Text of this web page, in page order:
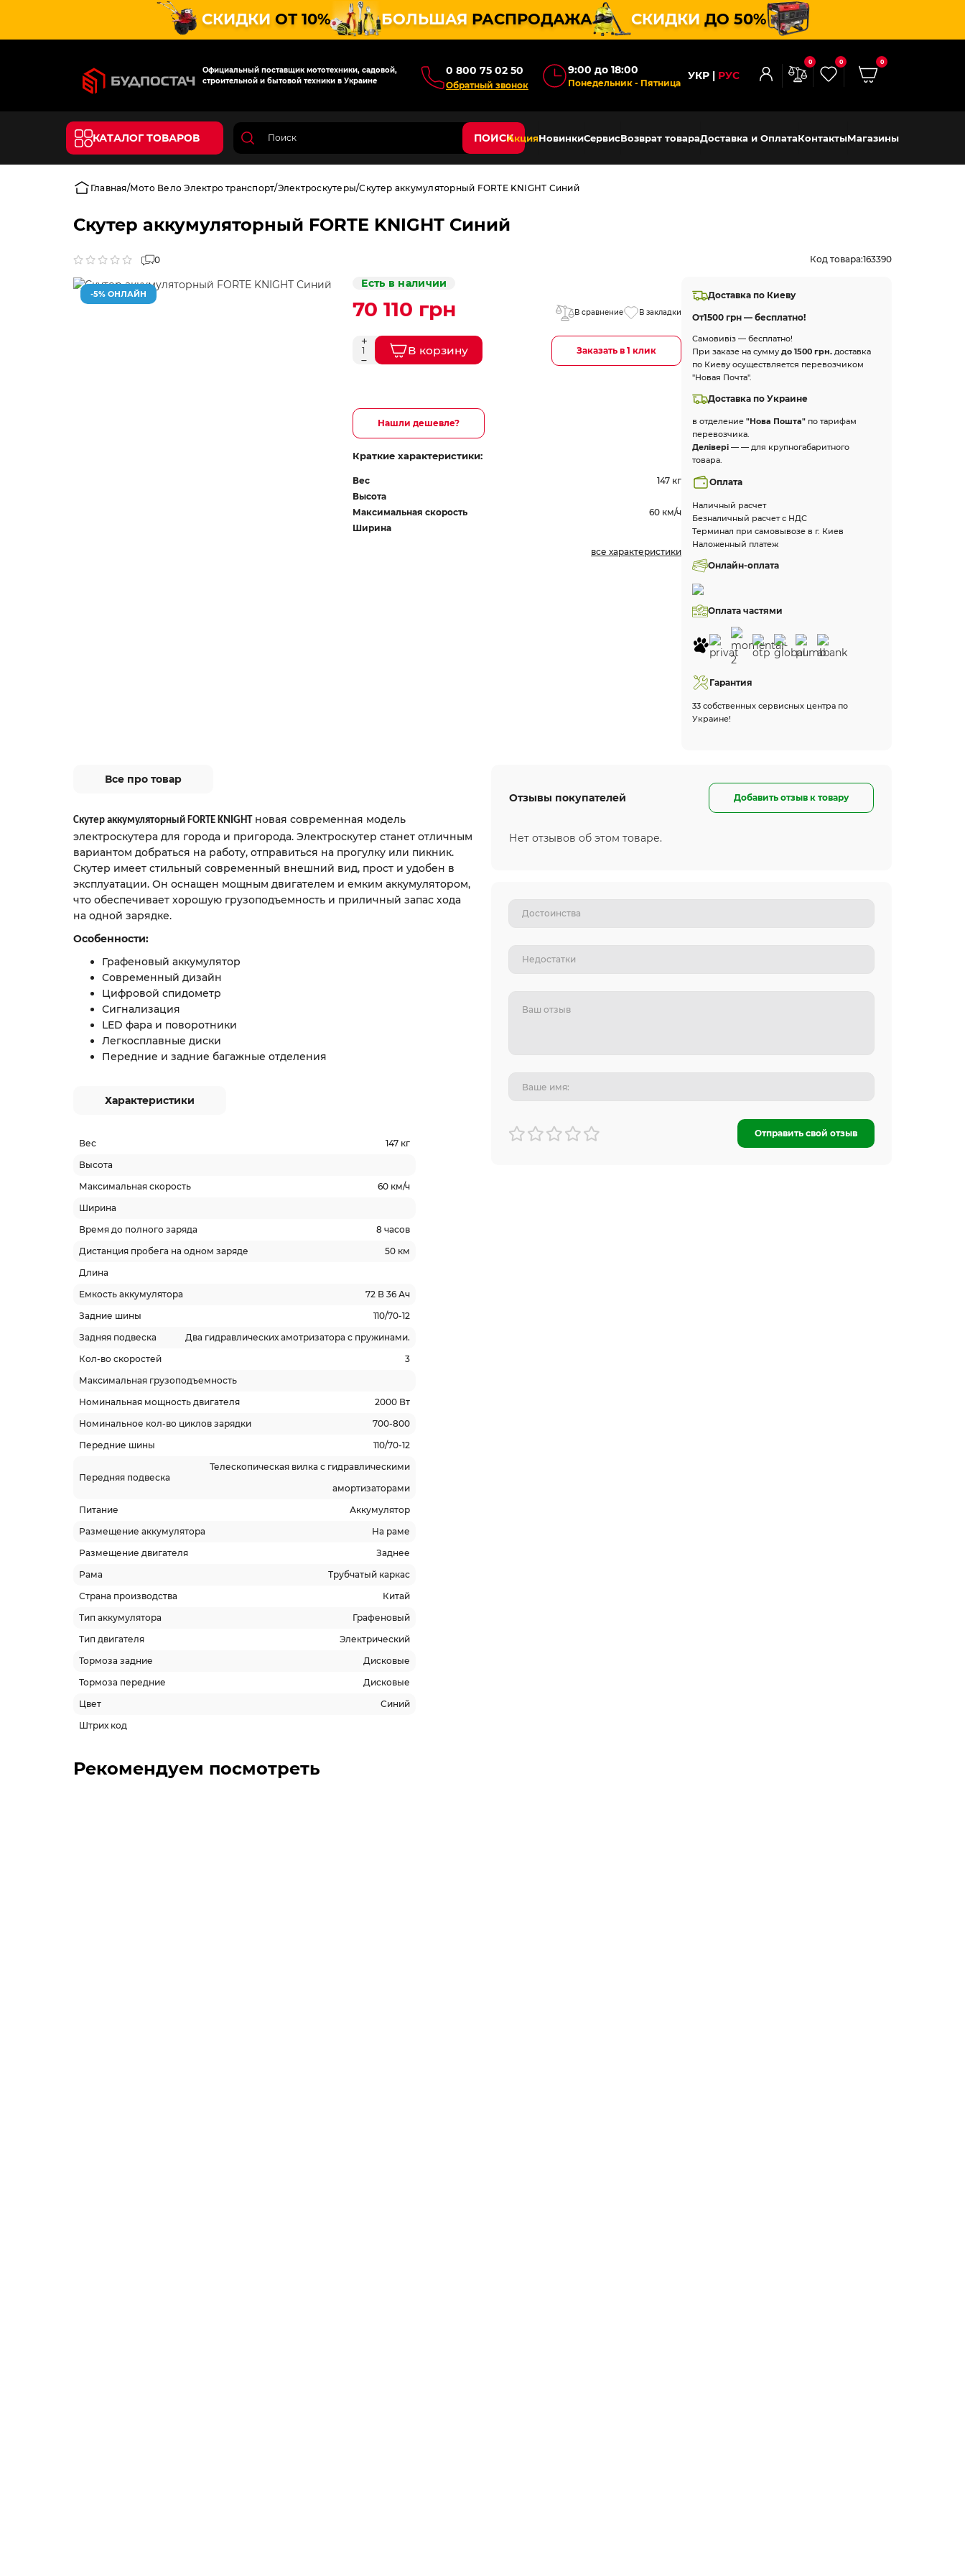
СКИДКИ ОТ 10% БОЛЬШАЯ РАСПРОДАЖА СКИДКИ ДО 50%
Официальный поставщик мототехники, садовой,
строительной и бытовой техники в Украине
0 800 75 02 50
Обратный звонок
9:00 до 18:00
Понедельник - Пятница
УКР РУС
0 0 0
КАТАЛОГ ТОВАРОВ ПОИСКАкцияНовинкиСервисВозврат товараДоставка и ОплатаКонтактыМагазины
Главная Мото Вело Электро транспорт Электроскутеры Скутер аккумуляторный FORTE KNIGHT Синий
Скутер аккумуляторный FORTE KNIGHT Синий
0 Код товара:163390
-5% ОНЛАЙН
Есть в наличии
70 110 грн В сравнение В закладки
В корзину Заказать в 1 клик
Нашли дешевле?
Краткие характеристики:
Вес
147 кг
Высота
Максимальная скорость
60 км/ч
Ширина
все характеристики
Доставка по Киеву
От1500 грн — бесплатно!
Самовивіз — бесплатно!
При заказе на суммудо 1500 грн. доставка
по Киеву осуществляется перевозчиком
"Новая Почта".
Доставка по Украине
в отделение"Нова Пошта" по тарифам
перевозчика.
Делівері — — для крупногабаритного
товара.
Оплата
Наличный расчет
Безналичный расчет с НДС
Терминал при самовывозе в г. Киев
Наложенный платеж
Онлайн-оплата
Оплата частями
Гарантия
33 собственных сервисных центра по
Украине!
Все про товар
Скутер аккумуляторный FORTE KNIGHTновая современная модель
электроскутера для города и пригорода. Электроскутер станет отличным
вариантом добраться на работу, отправиться на прогулку или пикник.
Скутер имеет стильный современный внешний вид, прост и удобен в
эксплуатации. Он оснащен мощным двигателем и емким аккумулятором,
что обеспечивает хорошую грузоподъемность и приличный запас хода
на одной зарядке.
Особенности:
Графеновый аккумулятор
Современный дизайн
Цифровой спидометр
Сигнализация
LED фара и поворотники
Легкосплавные диски
Передние и задние багажные отделения
Характеристики
Вес
147 кг
Высота
Максимальная скорость
60 км/ч
Ширина
Время до полного заряда
8 часов
Дистанция пробега на одном заряде
50 км
Длина
Емкость аккумулятора
72 В 36 Ач
Задние шины
110/70-12
Задняя подвеска
Два гидравлических амотризатора с пружинами.
Кол-во скоростей
3
Максимальная грузоподъемность
Номинальная мощность двигателя
2000 Вт
Номинальное кол-во циклов зарядки
700-800
Передние шины
110/70-12
Передняя подвеска
Телескопическая вилка с гидравлическими
амортизаторами
Питание
Аккумулятор
Размещение аккумулятора
На раме
Размещение двигателя
Заднее
Рама
Трубчатый каркас
Страна производства
Китай
Тип аккумулятора
Графеновый
Тип двигателя
Электрический
Тормоза задние
Дисковые
Тормоза передние
Дисковые
Цвет
Синий
Штрих код
Отзывы покупателей Добавить отзыв к товару
Нет отзывов об этом товаре.
Отправить свой отзыв
Рекомендуем посмотреть